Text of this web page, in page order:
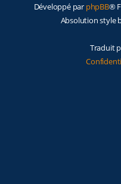
Développé par phpBB®
Absolution style
Traduit